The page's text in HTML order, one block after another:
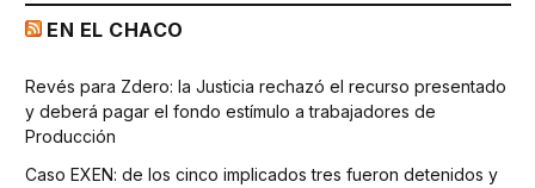
EN EL CHACO
Revés para Zdero: la Justicia rechazó el recurso presentado
y deberá pagar el fondo estímulo a trabajadores de
Producción
Caso EXEN: de los cinco implicados tres fueron detenidos y